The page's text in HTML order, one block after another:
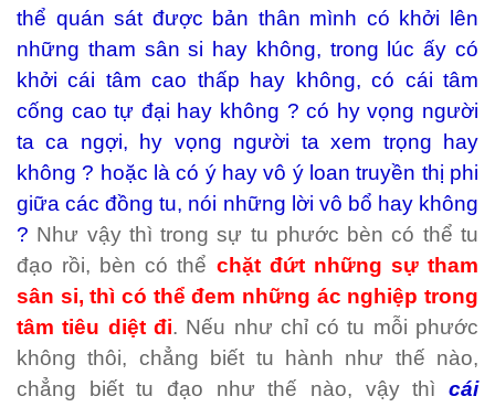
thể quán sát được bản thân mình có khởi lên
những tham sân si hay không, trong lúc ấy có
khởi cái tâm cao thấp hay không, có cái tâm
cống cao tự đại hay không ? có hy vọng người
ta ca ngợi, hy vọng người ta xem trọng hay
không ? hoặc là có ý hay vô ý loan truyền thị phi
giữa các đồng tu, nói những lời vô bổ hay không
? Như vậy thì trong sự tu phước bèn có thể tu
đạo rồi, bèn có thể chặt đứt những sự tham
sân si, thì có thể đem những ác nghiệp trong
tâm tiêu diệt đi. Nếu như chỉ có tu mỗi phước
không thôi, chẳng biết tu hành như thế nào,
chẳng biết tu đạo như thế nào, vậy thì cái